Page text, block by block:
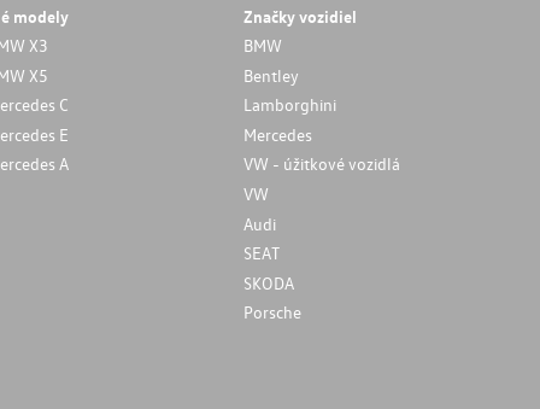
modely
X3
X5
C
E
A
Značky vozidiel
BMW
Bentley
Lamborghini
Mercedes
VW - úžitkové vozidlá
VW
Audi
SEAT
SKODA
Porsche